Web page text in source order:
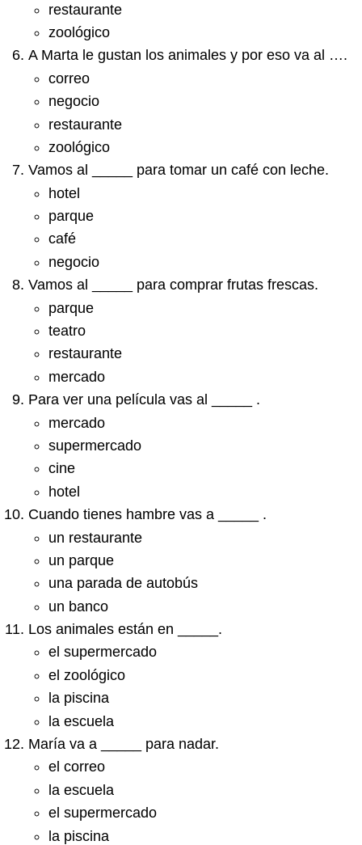
restaurante
zoológico
A Marta le gustan los animales y por eso va al ….
correo
negocio
restaurante
zoológico
Vamos al _____ para tomar un café con leche.
hotel
parque
café
negocio
Vamos al _____ para comprar frutas frescas.
parque
teatro
restaurante
mercado
Para ver una película vas al _____ .
mercado
supermercado
cine
hotel
Cuando tienes hambre vas a _____ .
un restaurante
un parque
una parada de autobús
un banco
Los animales están en _____.
el supermercado
el zoológico
la piscina
la escuela
María va a _____ para nadar.
el correo
la escuela
el supermercado
la piscina